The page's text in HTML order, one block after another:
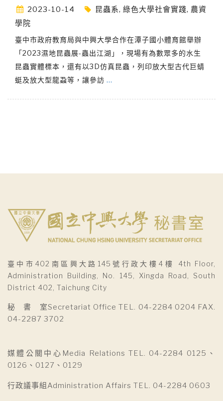
2023-10-14 昆蟲系, 綠色大學社會實踐, 農資
學院
臺中市政府教育局與中興大學合作在潭子國小體育館舉辦
「2023濕地昆蟲展-蟲出江湖」，現場有為數眾多的水生
昆蟲實體標本，還有以3D仿真昆蟲，列印放大型古代巨蜻
蜓及放大型龍蝨等，讓參訪 …
臺中市402南區興大路145號行政大樓4樓 4th Floor,
Administration Building, No. 145, Xingda Road, South
District 402, Taichung City
秘 書 室Secretariat Office TEL. 04-2284 0204 FAX.
04-2287 3702
媒體公關中心Media Relations TEL. 04-2284 0125、
0126、0127、0129
行政議事組Administration Affairs TEL. 04-2284 0603